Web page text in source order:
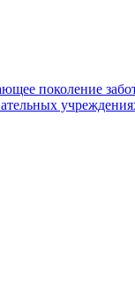
поколение